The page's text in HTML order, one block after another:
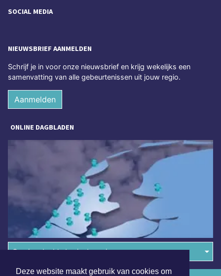
Deze website maakt gebruik van cookies om
SOCIAL MEDIA
NIEUWSBRIEF AANMELDEN
Schrijf je in voor onze nieuwsbrief en krijg wekelijks een
samenvatting van alle gebeurtenissen uit jouw regio.
Aanmelden
ONLINE DAGBLADEN
Overige dagbladen in de regio